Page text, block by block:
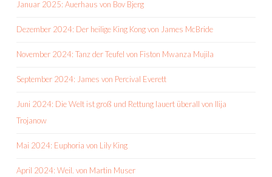
Januar 2025: Auerhaus von Bov Bjerg
Dezember 2024: Der heilige King Kong von James McBride
November 2024: Tanz der Teufel von Fiston Mwanza Mujila
September 2024: James von Percival Everett
Juni 2024: Die Welt ist groß und Rettung lauert überall von Ilija
Trojanow
Mai 2024: Euphoria von Lily King
April 2024: Weil. von Martin Muser